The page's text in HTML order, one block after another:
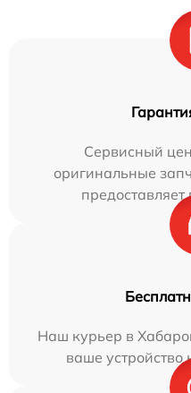
Сервисный
оригинальные
Наш курьер в
ваше устройство